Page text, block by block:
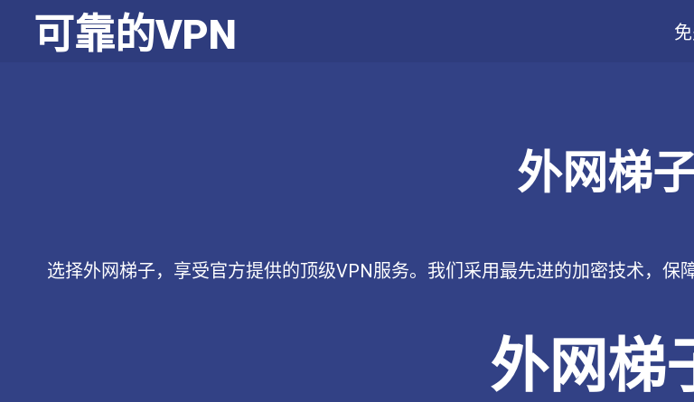
可靠的VPN
外网梯
选择外网梯子，享受官方提供的顶级VPN服务。我们采用最先进的加密技术，保
外网梯